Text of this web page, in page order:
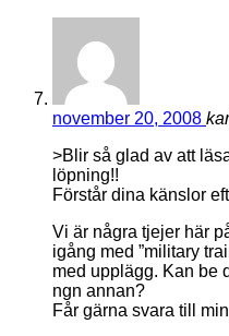
november 20, 2008
>Blir så glad av att
löpning!!
Förstår dina känslor
Vi är några tjejer här
igång med ”military
med upplägg. Kan be
ngn annan?
Får gärna svara till